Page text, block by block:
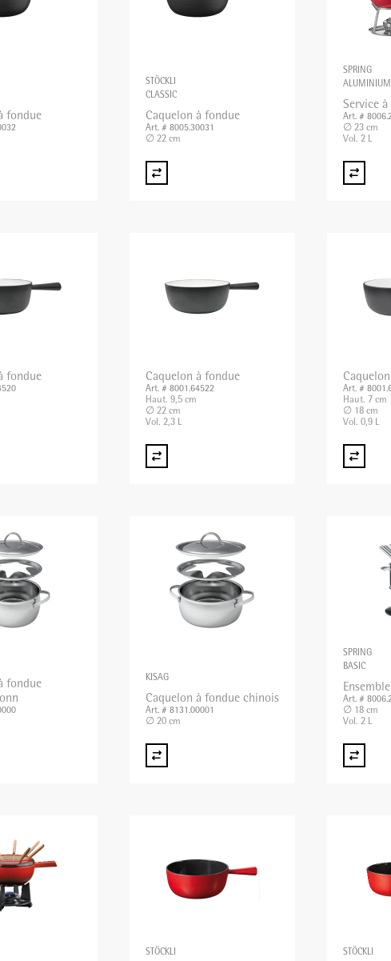
fondue
STÖCKLI
CLASSIC
Caquelon à fondue
Art. # 8005.30031
∅ 22 cm
SPRING
ALUMINIUM
Service
Art. #
∅ 23 cm
Vol. 2 L
fondue Caquelon à fondue
Art. # 8001.64522
Haut. 9,5 cm
∅ 22 cm
Vol. 2,3 L
Art. #
Haut. 7 cm
∅ 18 cm
Vol. 0,9 L
fondue
KISAG
Caquelon à fondue chinois
Art. # 8131.00001
∅ 20 cm
SPRING
BASIC
Art. #
∅ 18 cm
Vol. 2 L
STÖCKLI
STÖCKLI